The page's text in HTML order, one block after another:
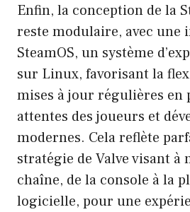
Enfin, la conception de la
reste modulaire, avec une
SteamOS, un système
sur Linux, favorisant la
mises à jour régulières en
attentes des joueurs et
modernes. Cela reflète
stratégie de Valve visant
chaîne, de la console à la
logicielle, pour une